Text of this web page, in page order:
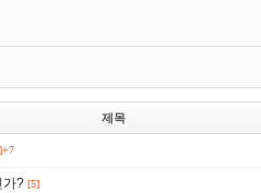
제목
가? [5]